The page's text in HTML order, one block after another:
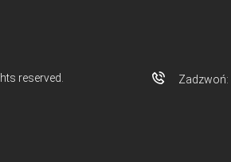
reserved. Zadzwoń: